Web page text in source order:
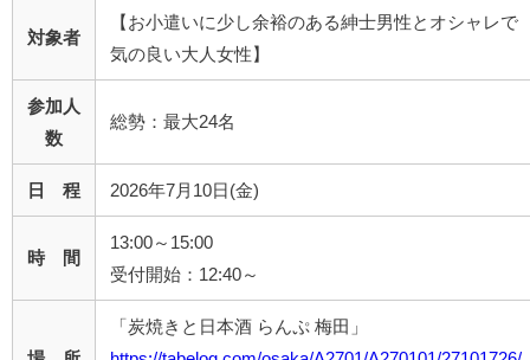
対象者
【お小遣いに少し余裕のある紳士男性とオシャレで
気の良い大人女性】
参加人
数
総勢：最大24名
日 程 2026年7月10日(金)
時 間
13:00～15:00
受付開始：12:40～
「炭焼きと日本酒 らんぷ 梅田」